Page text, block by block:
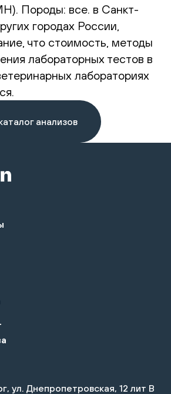
Породы: все. в Санкт-
городах России,
что стоимость, методы
лабораторных тестов в
лабораториях
анализов
ул. Днепропетровская, 12 лит В